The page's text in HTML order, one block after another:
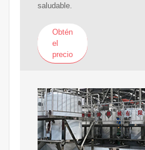
saludable.
Obtén
el
precio